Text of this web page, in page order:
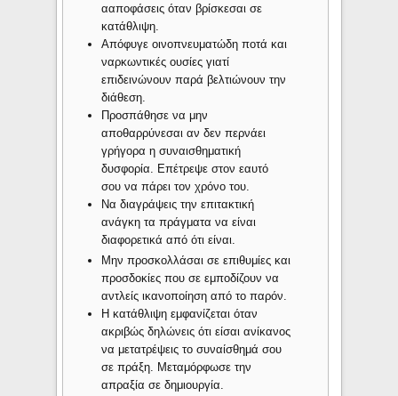
ααποφάσεις όταν βρίσκεσαι σε
κατάθλιψη.
Απόφυγε οινοπνευματώδη ποτά και
ναρκωντικές ουσίες γιατί
επιδεινώνουν παρά βελτιώνουν την
διάθεση.
Προσπάθησε να μην
αποθαρρύνεσαι αν δεν περνάει
γρήγορα η συναισθηματική
δυσφορία. Επέτρεψε στον εαυτό
σου να πάρει τον χρόνο του.
Να διαγράψεις την επιτακτική
ανάγκη τα πράγματα να είναι
διαφορετικά από ότι είναι.
Μην προσκολλάσαι σε επιθυμίες και
προσδοκίες που σε εμποδίζουν να
αντλείς ικανοποίηση από το παρόν.
Η κατάθλιψη εμφανίζεται όταν
ακριβώς δηλώνεις ότι είσαι ανίκανος
να μετατρέψεις το συναίσθημά σου
σε πράξη. Μεταμόρφωσε την
απραξία σε δημιουργία.